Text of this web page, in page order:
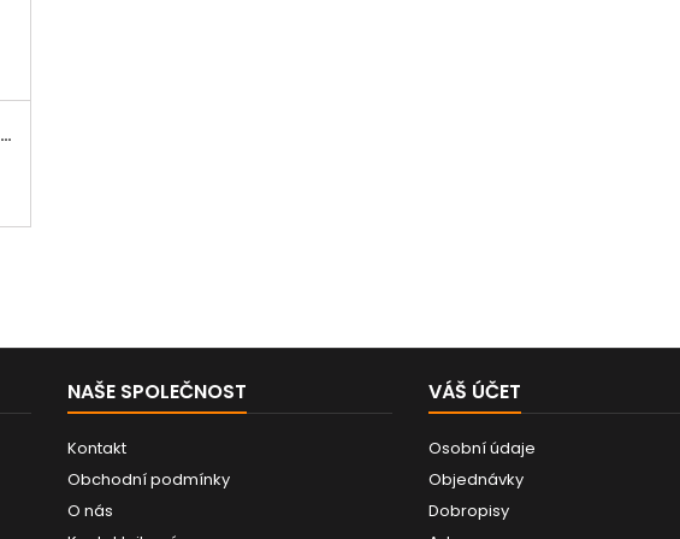
PŘÍPOJKA PŘÍMÁ (HRDLO) GES - WD
NAŠE SPOLEČNOST
Kontakt
Obchodní podmínky
O nás
VÁŠ ÚČET
Osobní údaje
Objednávky
Dobropisy